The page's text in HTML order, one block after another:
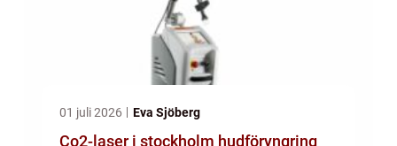
01 juli 2026 Eva Sjöberg
Co2-laser i stockholm hudföryngring